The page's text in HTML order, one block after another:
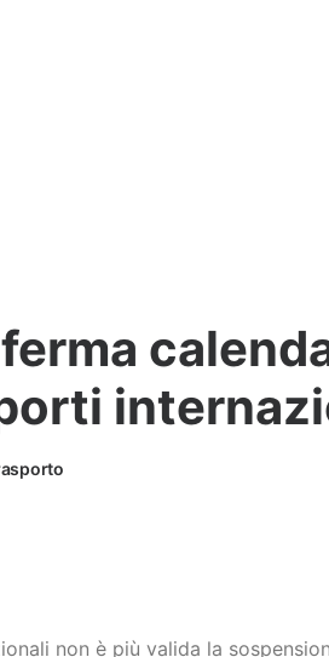
non è più valida la